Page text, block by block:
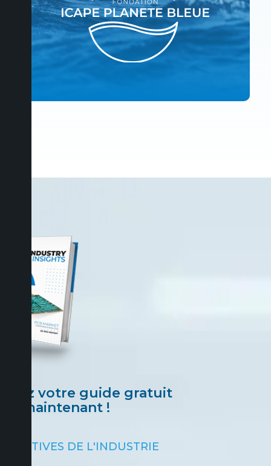
votre guide gratuit
maintenant !
DE L'INDUSTRIE